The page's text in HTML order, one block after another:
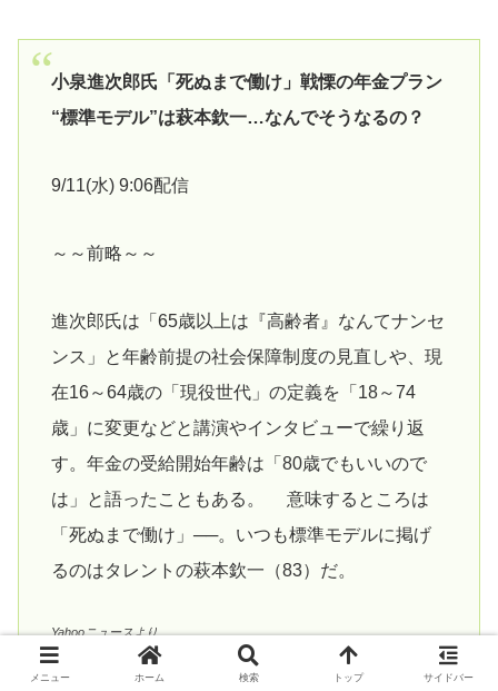
小泉進次郎氏「死ぬまで働け」戦慄の年金プラン
“標準モデル”は萩本欽一…なんでそうなるの？
9/11(水) 9:06配信
～～前略～～
進次郎氏は「65歳以上は『高齢者』なんてナンセ
ンス」と年齢前提の社会保障制度の見直しや、現
在16～64歳の「現役世代」の定義を「18～74
歳」に変更などと講演やインタビューで繰り返
す。年金の受給開始年齢は「80歳でもいいので
は」と語ったこともある。 意味するところは
「死ぬまで働け」──。いつも標準モデルに掲げ
るのはタレントの萩本欽一（83）だ。
Yahooニュースより
メニュー ホーム 検索 トップ サイドバー